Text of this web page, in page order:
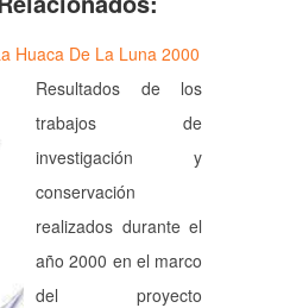
Huaca De La Luna 2000
Resultados de los
trabajos de
investigación y
conservación
realizados durante el
año 2000 en el marco
del proyecto